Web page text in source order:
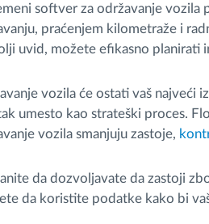
softver za održavanje vozila
praćenjem kilometraže i
uvid, možete efikasno planirati
vozila će ostati vaš najveći
umesto kao strateški proces.
vozila smanjuju zastoje,
da dozvoljavate da zastoji
da koristite podatke kako bi